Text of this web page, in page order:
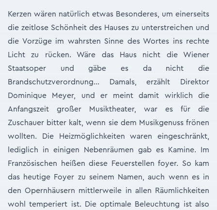
Kerzen wären natürlich etwas Besonderes, um einerseits
die zeitlose Schönheit des Hauses zu unterstreichen und
die Vorzüge im wahrsten Sinne des Wortes ins rechte
Licht zu rücken. Wäre das Haus nicht die Wiener
Staatsoper und gäbe es da nicht die
Brandschutzverordnung… Damals, erzählt Direktor
Dominique Meyer, und er meint damit wirklich die
Anfangszeit großer Musiktheater, war es für die
Zuschauer bitter kalt, wenn sie dem Musikgenuss frönen
wollten. Die Heizmöglichkeiten waren eingeschränkt,
lediglich in einigen Nebenräumen gab es Kamine. Im
Französischen heißen diese Feuerstellen foyer. So kam
das heutige Foyer zu seinem Namen, auch wenn es in
den Opernhäusern mittlerweile in allen Räumlichkeiten
wohl temperiert ist. Die optimale Beleuchtung ist also